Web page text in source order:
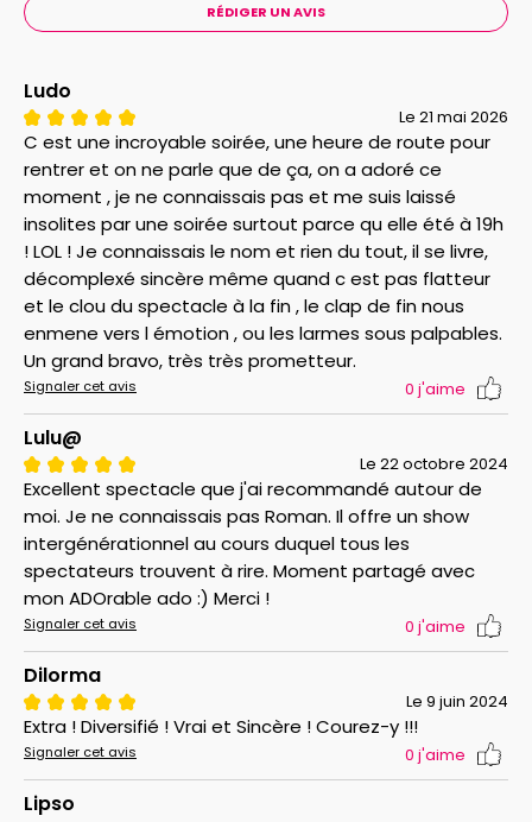
RÉDIGER UN AVIS
Ludo
Le 21 mai 2026
C est une incroyable soirée, une heure de route pour
rentrer et on ne parle que de ça, on a adoré ce
moment , je ne connaissais pas et me suis laissé
insolites par une soirée surtout parce qu elle été à 19h
! LOL ! Je connaissais le nom et rien du tout, il se livre,
décomplexé sincère même quand c est pas flatteur
et le clou du spectacle à la fin , le clap de fin nous
enmene vers l émotion , ou les larmes sous palpables.
Un grand bravo, très très prometteur.
Signaler cet avis 0 j'aime
Lulu@
Le 22 octobre 2024
Excellent spectacle que j'ai recommandé autour de
moi. Je ne connaissais pas Roman. Il offre un show
intergénérationnel au cours duquel tous les
spectateurs trouvent à rire. Moment partagé avec
mon ADOrable ado :) Merci !
Signaler cet avis 0 j'aime
Dilorma
Le 9 juin 2024
Extra ! Diversifié ! Vrai et Sincère ! Courez-y !!!
Signaler cet avis 0 j'aime
Lipso